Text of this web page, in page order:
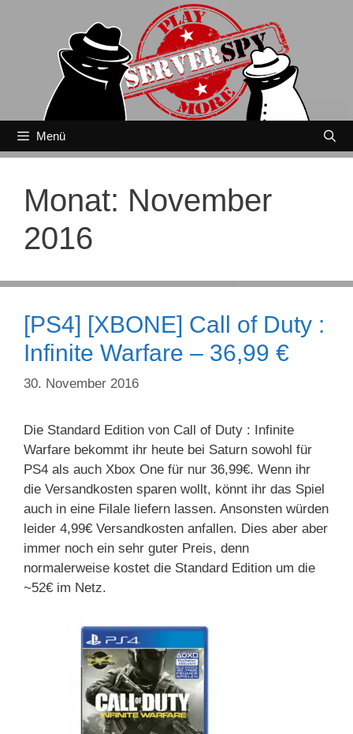
Menü
Monat: November
2016
[PS4] [XBONE] Call of Duty :
Infinite Warfare – 36,99 €
30. November 2016
Die Standard Edition von Call of Duty : Infinite
Warfare bekommt ihr heute bei Saturn sowohl für
PS4 als auch Xbox One für nur 36,99€. Wenn ihr
die Versandkosten sparen wollt, könnt ihr das Spiel
auch in eine Filale liefern lassen. Ansonsten würden
leider 4,99€ Versandkosten anfallen. Dies aber aber
immer noch ein sehr guter Preis, denn
normalerweise kostet die Standard Edition um die
~52€ im Netz.